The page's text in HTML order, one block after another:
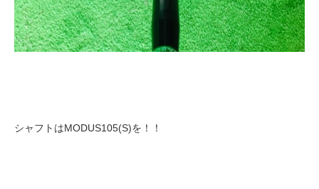
シャフトはMODUS105(S)を！！